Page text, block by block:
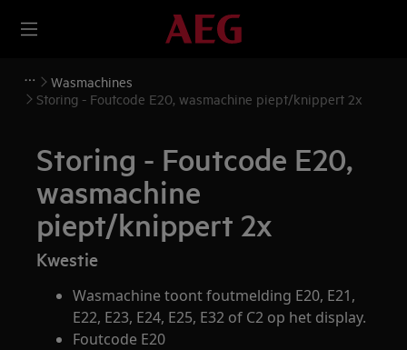
Wasmachines
Storing - Foutcode E20, wasmachine piept/knippert 2x
Storing - Foutcode E20,
wasmachine
piept/knippert 2x
Kwestie
Wasmachine toont foutmelding E20, E21,
E22, E23, E24, E25, E32 of C2 op het display.
Foutcode E20